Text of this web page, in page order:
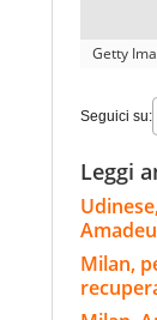
Getty
Seguici su:
Leggi
Milan,